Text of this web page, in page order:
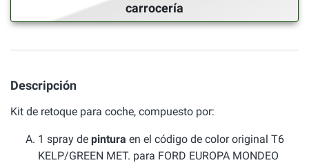
carrocería
Descripción
Kit de retoque para coche, compuesto por:
1 spray de pintura en el código de color original T6
KELP/GREEN MET. para FORD EUROPA MONDEO